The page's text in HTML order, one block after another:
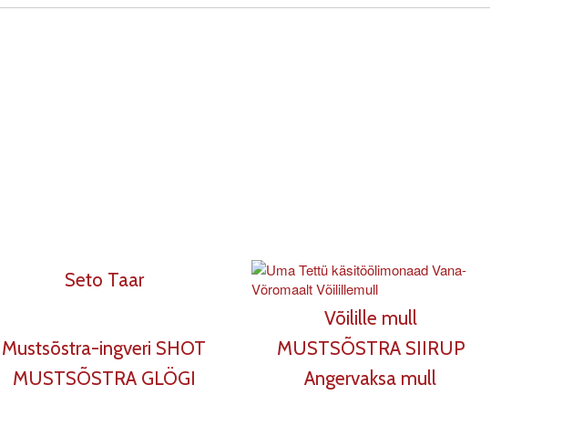
Seto Taar
Võilille mull
Mustsõstra-ingveri SHOT
MUSTSÕSTRA SIIRUP
MUSTSÕSTRA GLÖGI Angervaksa mull